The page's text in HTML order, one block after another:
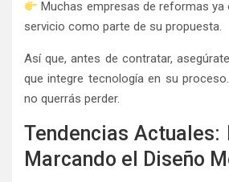
Muchas empresas de reformas
servicio como parte de su propuesta.
Así que, antes de contratar,
que integre tecnología en su
no querrás perder.
Tendencias Actuales:
Marcando el Diseño